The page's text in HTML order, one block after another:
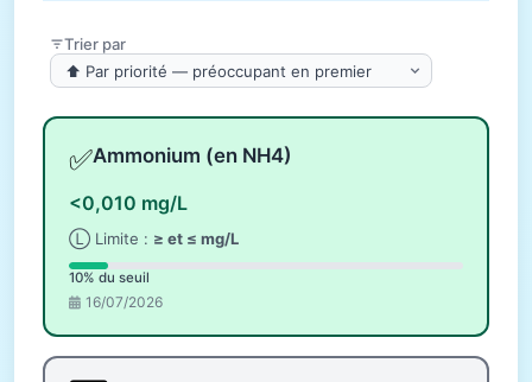
Trier par
✅Ammonium (en NH4)
<0,010 mg/L
Ⓛ Limite : ≥ et ≤ mg/L
10% du seuil
16/07/2026